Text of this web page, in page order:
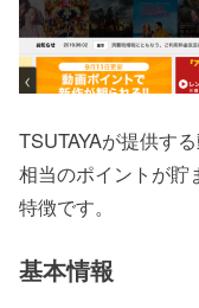
TSUTAYAが提供す
相当のポイントが貯
特徴です。
基本情報